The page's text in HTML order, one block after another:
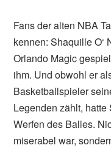
Fans der alten NBA
kennen: Shaquille O‘
Orlando Magic
ihm. Und obwohl er
Basketballspieler
Legenden zählt,
Werfen des Balles.
miserabel war,